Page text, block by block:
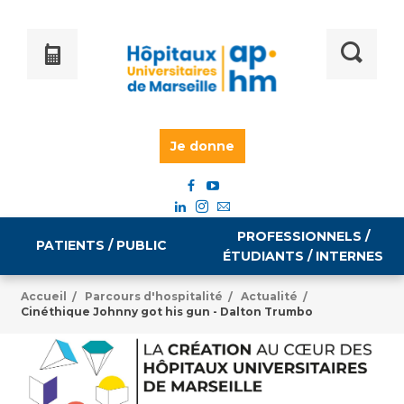
Je donne
PATIENTS / PUBLIC
Accès à votre dossier médical
PROFESSIONNELS /
ÉTUDIANTS / INTERNES
Emploi / formation
Accueil / Parcours d'hospitalité / Actualité /
Cinéthique Johnny got his gun - Dalton Trumbo